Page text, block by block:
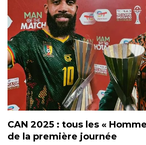
CAN 2025 : tous les «
de la première journée